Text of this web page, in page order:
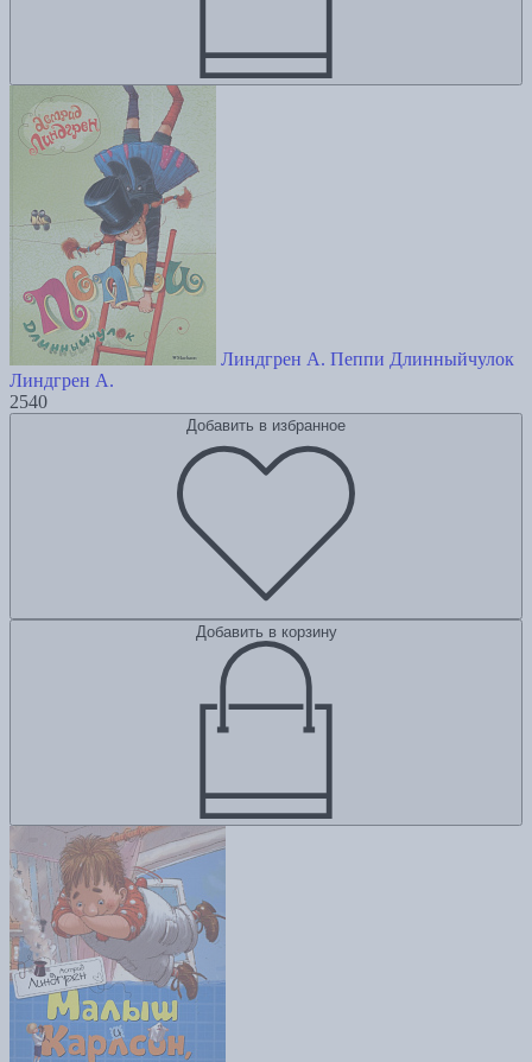
Линдгрен А. Пеппи Длинныйчулок
Линдгрен А.
2540
Добавить в избранное
Добавить в корзину